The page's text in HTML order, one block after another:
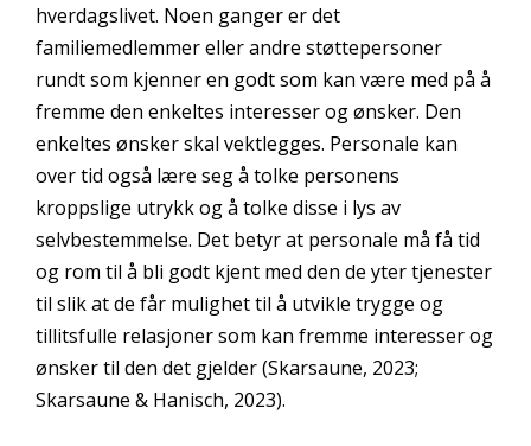
hverdagslivet. Noen ganger er det
familiemedlemmer eller andre støttepersoner
rundt som kjenner en godt som kan være med på å
fremme den enkeltes interesser og ønsker. Den
enkeltes ønsker skal vektlegges. Personale kan
over tid også lære seg å tolke personens
kroppslige utrykk og å tolke disse i lys av
selvbestemmelse. Det betyr at personale må få tid
og rom til å bli godt kjent med den de yter tjenester
til slik at de får mulighet til å utvikle trygge og
tillitsfulle relasjoner som kan fremme interesser og
ønsker til den det gjelder (Skarsaune, 2023;
Skarsaune & Hanisch, 2023).